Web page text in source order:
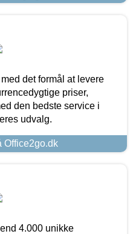
det formål at levere
priser,
den bedste service i
udvalg.
Office2go.dk
4.000 unikke